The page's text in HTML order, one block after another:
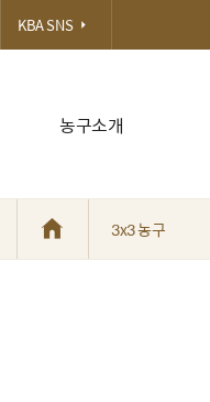
농구소개
KBA SNS
3x3 농구